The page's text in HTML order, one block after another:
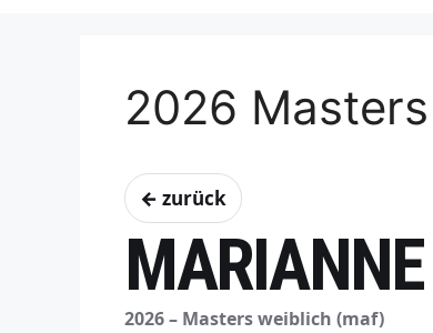
2026
← zurück
2026 – Masters weiblich (maf)